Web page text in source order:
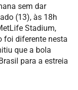
sem dar
(13), às 18h
Stadium,
foi diferente nesta
que a bola
para a estreia